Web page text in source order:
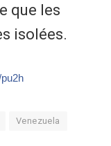
que les
isolées.
Venezuela